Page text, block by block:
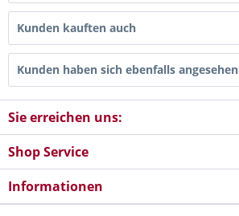
Kunden kauften auch
Kunden haben sich ebenfalls angesehen
Sie erreichen uns:
Shop Service
Informationen